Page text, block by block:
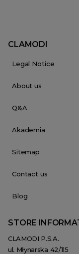
CLAMODI
Legal Notice
About us
Q&A
Akademia
Sitemap
Contact us
Blog
STORE
CLAMODI P.S.A.
ul. Młynarska 42/115